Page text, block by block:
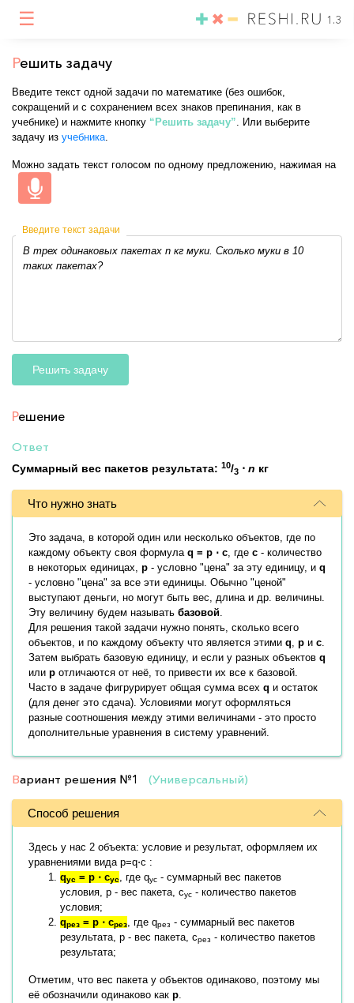
☰ 1.3
Решить задачу
Введите текст одной задачи по математике (без ошибок,
сокращений и с сохранением всех знаков препинания, как в
учебнике) и нажмите кнопку “Решить задачу”. Или выберите
задачу из учебника.
Можно задать текст голосом по одному предложению, нажимая на
Введите текст задачи
Решить задачу
Решение
Ответ
Суммарный вес пакетов результата: 10/3 ⋅ n кг
Что нужно знать
Это задача, в которой один или несколько объектов, где по
каждому объекту своя формула q = p ⋅ c, где c - количество
в некоторых единицах, p - условно "цена" за эту единицу, и q
- условно "цена" за все эти единицы. Обычно "ценой"
выступают деньги, но могут быть вес, длина и др. величины.
Эту величину будем называть базовой.
Для решения такой задачи нужно понять, сколько всего
объектов, и по каждому объекту что является этими q, p и c.
Затем выбрать базовую единицу, и если у разных объектов q
или p отличаются от неё, то привести их все к базовой.
Часто в задаче фигрурирует общая сумма всех q и остаток
(для денег это сдача). Условиями могут оформляться
разные соотношения между этими величинами - это просто
дополнительные уравнения в систему уравнений.
Вариант решения №1 (Универсальный)
Способ решения
Здесь у нас 2 объекта: условие и результат, оформляем их
уравнениями вида p=q⋅c :
qус = p ⋅ cус, где qус - суммарный вес пакетов
условия, p - вес пакета, cус - количество пакетов
условия;
qрез = p ⋅ cрез, где qрез - суммарный вес пакетов
результата, p - вес пакета, cрез - количество пакетов
результата;
Отметим, что вес пакета у объектов одинаково, поэтому мы
её обозначили одинаково как p.